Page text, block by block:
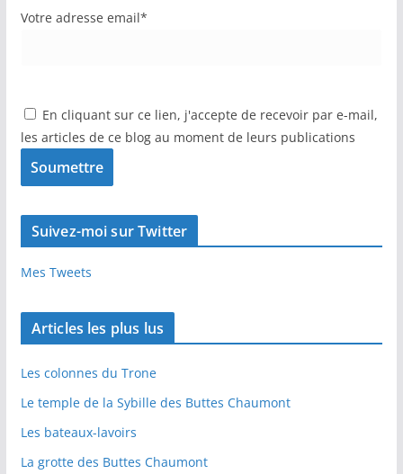
Votre adresse email*
En cliquant sur ce lien, j'accepte de recevoir par e-mail,
les articles de ce blog au moment de leurs publications
Suivez-moi sur Twitter
Mes Tweets
Articles les plus lus
Les colonnes du Trone
Le temple de la Sybille des Buttes Chaumont
Les bateaux-lavoirs
La grotte des Buttes Chaumont